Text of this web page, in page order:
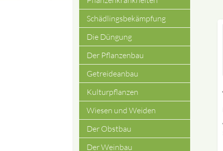
Schädlingsbekämpfung
Die Düngung
Der Pflanzenbau
Getreideanbau
Kulturpflanzen
Wiesen und Weiden
Der Obstbau
Der Weinbau